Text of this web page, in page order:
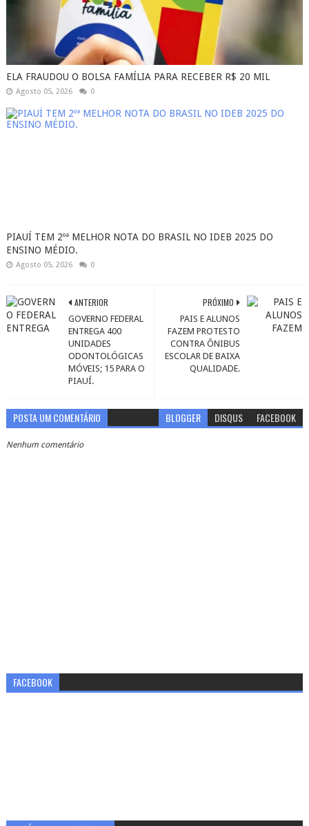
ELA FRAUDOU O BOLSA FAMÍLIA PARA RECEBER R$ 20 MIL
Agosto 05, 2026 0
PIAUÍ TEM 2ºª MELHOR NOTA DO BRASIL NO IDEB 2025 DO
ENSINO MÉDIO.
Agosto 05, 2026 0
PRÓXIMO
PAIS E ALUNOS
FAZEM PROTESTO
CONTRA ÔNIBUS
ESCOLAR DE BAIXA
QUALIDADE.
ANTERIOR
GOVERNO FEDERAL
ENTREGA 400
UNIDADES
ODONTOLÓGICAS
MÓVEIS; 15 PARA O
PIAUÍ.
POSTA UM COMENTÁRIO BLOGGER DISQUS FACEBOOK
Nenhum comentário
FACEBOOK